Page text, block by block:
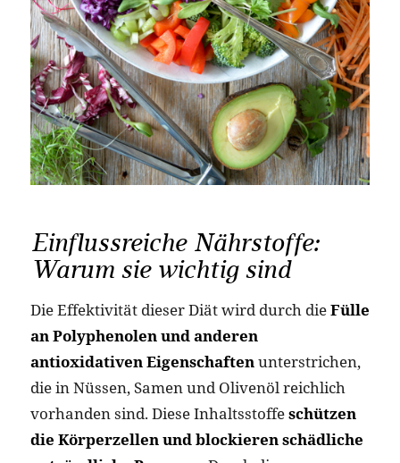
Einflussreiche Nährstoffe:
Warum sie wichtig sind
Die Effektivität dieser Diät wird durch dieFülle
an Polyphenolen und anderen
antioxidativen Eigenschaftenunterstrichen,
die in Nüssen, Samen und Olivenöl reichlich
vorhanden sind. Diese Inhaltsstoffeschützen
die Körperzellen und blockieren schädliche